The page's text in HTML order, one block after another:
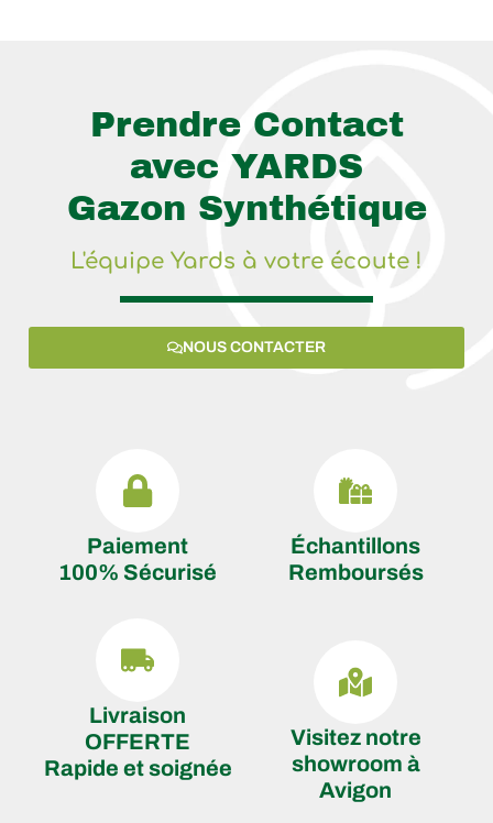
Prendre Contact
avec YARDS
Gazon Synthétique
L'équipe Yards à votre écoute !
NOUS CONTACTER
Paiement
100% Sécurisé
Livraison
OFFERTE
Rapide et soignée
Échantillons
Remboursés
Visitez notre
showroom à
Avigon